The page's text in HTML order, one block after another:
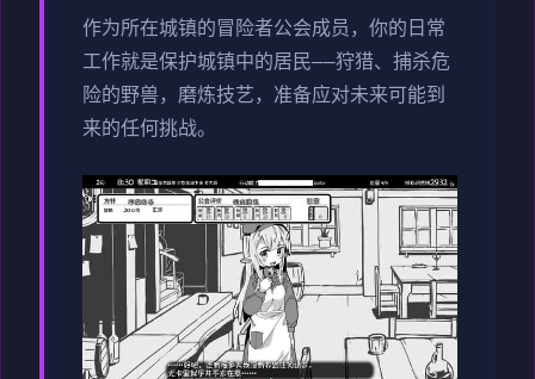
作为所在城镇的冒险者公会成员，你的日常
工作就是保护城镇中的居民——狩猎、捕杀危
险的野兽，磨炼技艺，准备应对未来可能到
来的任何挑战。